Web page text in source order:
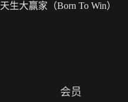
天生大赢家（Born To Win）
会员